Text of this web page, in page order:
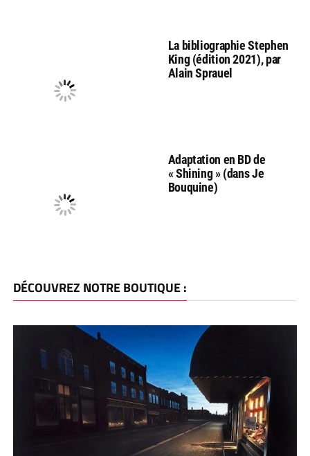
La bibliographie Stephen
King (édition 2021), par
Alain Sprauel
Adaptation en BD de
« Shining » (dans Je
Bouquine)
DÉCOUVREZ NOTRE BOUTIQUE :